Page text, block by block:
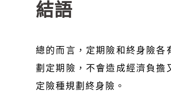
結語
總的而言，定期險和終身險各
劃定期險，不會造成經濟負擔
定險種規劃終身險。